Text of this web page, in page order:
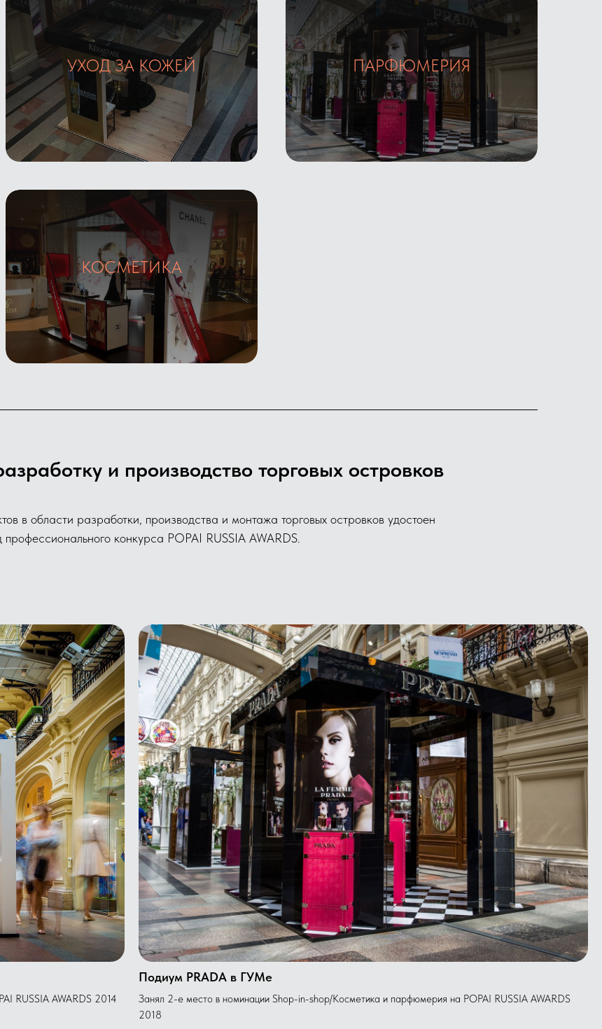
УХОД ЗА КОЖЕЙ
Галерея
ПАРФЮМЕРИЯ
Галерея
КОСМЕТИКА
Галерея
и производство торговых островков
в области разработки, производства и монтажа торговых островков удостоен
профессионального конкурса POPAI RUSSIA AWARDS.
RUSSIA AWARDS 2014
Подиум PRADA в ГУМе
Занял 2-е место в номинации Shop-in-shop/Косметика и парфюмерия на POPAI RUSSIA AWARDS
2018